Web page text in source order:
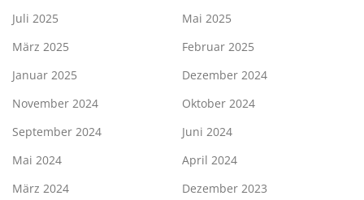
Juli 2025
Mai 2025
März 2025
Februar 2025
Januar 2025
Dezember 2024
November 2024
Oktober 2024
September 2024
Juni 2024
Mai 2024
April 2024
März 2024
Dezember 2023